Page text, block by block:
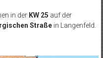
in der KW 25 auf der
Straße in Langenfeld.